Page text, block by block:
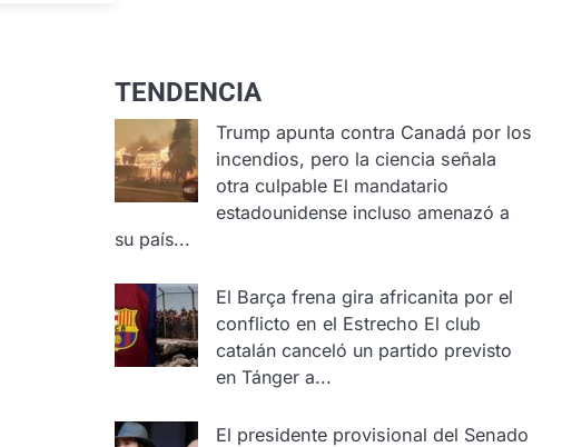
TENDENCIA
Trump apunta contra Canadá por los
incendios, pero la ciencia señala
otra culpable El mandatario
estadounidense incluso amenazó a
su país...
El Barça frena gira africanita por el
conflicto en el Estrecho El club
catalán canceló un partido previsto
en Tánger a...
El presidente provisional del Senado